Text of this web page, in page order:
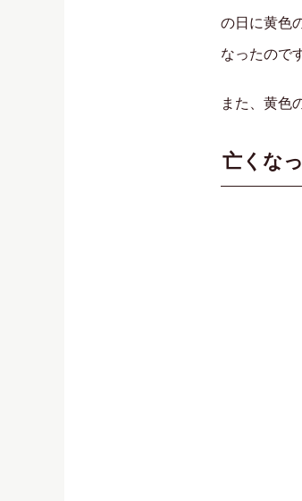
の日に黄色
なったので
また、黄色
亡くな